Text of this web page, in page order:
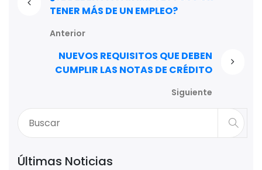
TENER MÁS DE UN EMPLEO?
Anterior
NUEVOS REQUISITOS QUE DEBEN
CUMPLIR LAS NOTAS DE CRÉDITO
Siguiente
Últimas Noticias